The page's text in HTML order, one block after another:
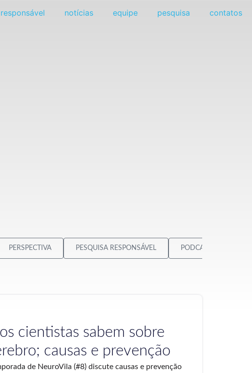
notícias equipe pesquisa contatos
PERSPECTIVA PESQUISA RESPONSÁVEL PODCAST NEUROVILA
cientistas sabem sobre
causas e prevenção
de NeuroVila (#8) discute causas e prevenção